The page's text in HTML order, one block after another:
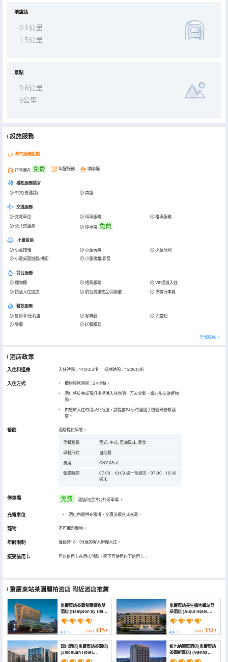
地鐵站
0.1公里
1.5公里
景點
9.6公里
9公里
設施服務
熱門服務設施
行李寄存 免費 叫醒服務 咖啡廳
櫃枱服務語言
中文(普通話) 英語
交通服務
充電車位 叫車服務
租車服務
公共交通票
停車場 免費
小童設施
小童拖鞋 小童玩具
小童牙刷
小童桌面遊戲/拼圖
小童書籍/影音
前台服務
儲物櫃 禮賓服務
VIP通道入住
快速入住退房
前台貴重物品保險櫃 專職行李員
餐飲服務
售貨亭/便利店 咖啡廳
大堂吧
餐廳
送餐服務
全部設施
酒店政策
入住和退房 入住時間：14:00以後 退房時間：12:00以前
入住方式
櫃枱服務時間：24小時。
酒店將於完成預訂後提供入住說明，若未收到，請向永安旅遊詢
問。
如您於入住時段以外抵達，請提前24小時通過手機號碼聯繫酒
店。
餐飲 酒店提供早餐。
早餐種類
西式, 中式, 亞洲風味, 素食
早餐形式
自助餐
費用
CNY 68/人
營業時間
07:00 - 10:00 週一至週五，07:00 - 10:30
週末
停車場 免费 酒店內提供公共停車場 。
充電車位 • 酒店內提供充電樁，交直流複合式充電。
寵物 不可攜帶寵物。
年齡限制 僅接待18 - 99歲的客人辦理入住。
接受信用卡 可以信用卡在酒店付款，閣下可使用以下信用卡：
重慶東站茶園麗柏酒店 附近酒店推薦
重慶東站茶園希爾頓歡朋
酒店 (Hampton by Hilton
Chongqing East
Railway Station
Chayuan New Area)
4.8 / 5 HKD 415+
重慶東站長生橋地鐵站亞
朵酒店 (Atour Hotel,
Chayuan New District,
Nan'an District,
Chongqing)
4.8/ 5 HKD 332+
錦川酒店(重慶東站茶園店)
(Jinchuan Hotel
(Chayuan Branch,
維也納國際酒店(重慶東站
茶園新區店) (Vienna
International Hotel